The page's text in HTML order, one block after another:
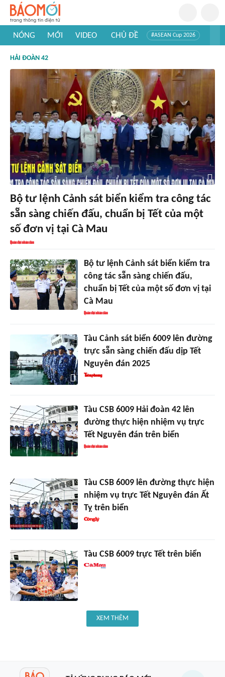
NÓNG MỚI VIDEO CHỦ ĐỀ #ASEAN Cup 2026
#Khám phá thế giới
HẢI ĐOÀN 42
Bộ tư lệnh Cảnh sát biển kiểm tra công tác
sẵn sàng chiến đấu, chuẩn bị Tết của một
số đơn vị tại Cà Mau
Bộ tư lệnh Cảnh sát biển kiểm tra
công tác sẵn sàng chiến đấu,
chuẩn bị Tết của một số đơn vị tại
Cà Mau
Tàu Cảnh sát biển 6009 lên đường
trực sẵn sàng chiến đấu dịp Tết
Nguyên đán 2025
Tàu CSB 6009 Hải đoàn 42 lên
đường thực hiện nhiệm vụ trực
Tết Nguyên đán trên biển
Tàu CSB 6009 lên đường thực hiện
nhiệm vụ trực Tết Nguyên đán Ất
Tỵ trên biển
Tàu CSB 6009 trực Tết trên biển
XEM THÊM